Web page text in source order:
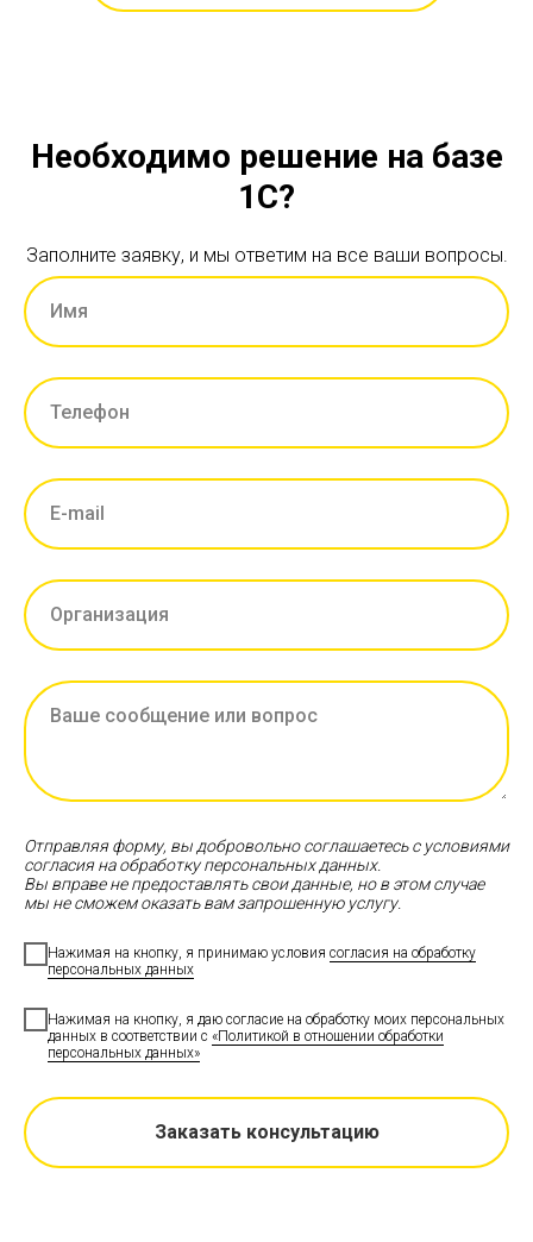
Необходимо решение на базе
1С?
Заполните заявку, и мы ответим на все ваши вопросы.
Отправляя форму, вы добровольно соглашаетесь с условиями
согласия на обработку персональных данных.
Вы вправе не предоставлять свои данные, но в этом случае
мы не сможем оказать вам запрошенную услугу.
Нажимая на кнопку, я принимаю условия согласия на обработку
персональных данных
Нажимая на кнопку, я даю согласие на обработку моих персональных
данных в соответствии с «Политикой в отношении обработки
персональных данных»
Заказать консультацию